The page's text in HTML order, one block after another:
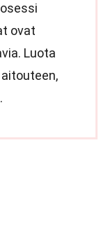
ovat
Luota